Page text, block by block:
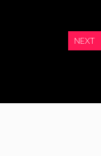
NEXT